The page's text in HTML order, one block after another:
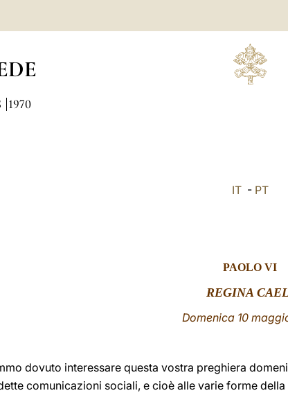
1970
IT- PT
PAOLO VI
REGINA
Domenica 10
dovuto interessare questa vostra preghiera
comunicazioni sociali, e cioè alle varie forme